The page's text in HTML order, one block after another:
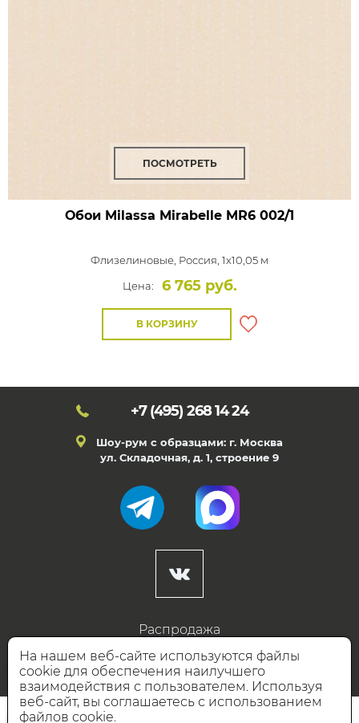
ПОСМОТРЕТЬ
Обои Milassa Mirabelle MR6 002/1
Флизелиновые, Россия, 1x10,05 м
Цена:
6 765 руб.
В КОРЗИНУ
+7 (495) 268 14 24
Шоу-рум с образцами: г. Москва
ул. Складочная, д. 1, строение 9
Распродажа
Готовые дизайны
Дизайнерам
НАШИ ПАРТНЁРЫ
На нашем веб-сайте используются файлы
cookie для обеспечения наилучшего
взаимодействия с пользователем. Используя
веб-сайт, вы соглашаетесь с использованием
файлов cookie.